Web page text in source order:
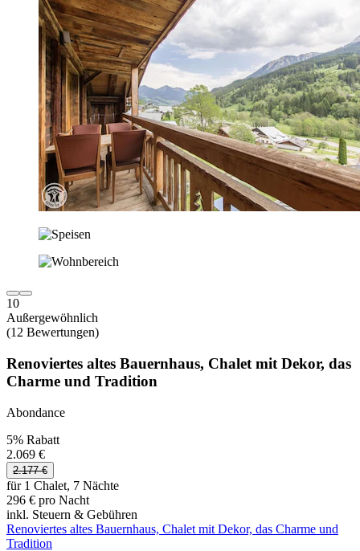
10
Außergewöhnlich
(12 Bewertungen)
Renoviertes altes Bauernhaus, Chalet mit Dekor, das
Charme und Tradition
Abondance
5% Rabatt
2.069 €
2.177 €
für 1 Chalet, 7 Nächte
296 € pro Nacht
inkl. Steuern & Gebühren
Renoviertes altes Bauernhaus, Chalet mit Dekor, das Charme und
Tradition